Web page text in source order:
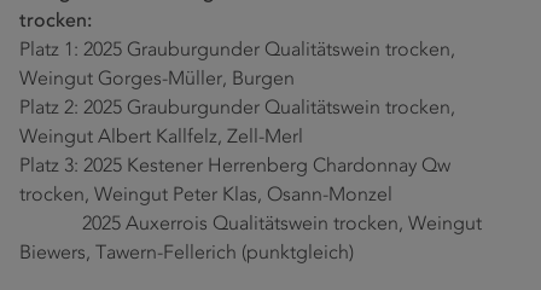
trocken:
Platz 1: 2025 Grauburgunder Qualitätswein trocken,
Weingut Gorges-Müller, Burgen
Platz 2: 2025 Grauburgunder Qualitätswein trocken,
Weingut Albert Kallfelz, Zell-Merl
Platz 3: 2025 Kestener Herrenberg Chardonnay Qw
trocken, Weingut Peter Klas, Osann-Monzel
2025 Auxerrois Qualitätswein trocken, Weingut
Biewers, Tawern-Fellerich (punktgleich)